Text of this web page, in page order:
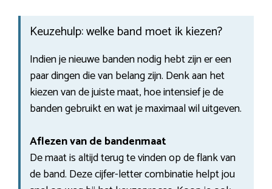
Keuzehulp: welke band moet ik kiezen?
Indien je nieuwe banden nodig hebt zijn er een
paar dingen die van belang zijn. Denk aan het
kiezen van de juiste maat, hoe intensief je de
banden gebruikt en wat je maximaal wil uitgeven.
Aflezen van de bandenmaat
De maat is altijd terug te vinden op de flank van
de band. Deze cijfer-letter combinatie helpt jou